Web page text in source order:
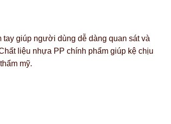
giúp người dùng dễ dàng quan sát và
liệu nhựa PP chính phẩm giúp kệ chịu
mỹ.